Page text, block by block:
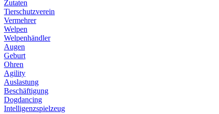
Zutaten
Tierschutzverein
Vermehrer
Welpen
Welpenhändler
Augen
Geburt
Ohren
Agility
Auslastung
Beschäftigung
Dogdancing
Intelligenzspielzeug